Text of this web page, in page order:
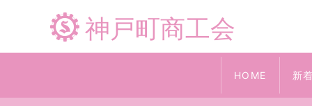
神戸町商工会
HOME 新